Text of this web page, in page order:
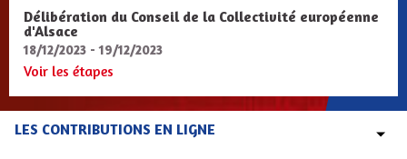
Délibération du Conseil de la Collectivité européenne
d'Alsace
18/12/2023 - 19/12/2023
Voir les étapes
LES CONTRIBUTIONS EN LIGNE